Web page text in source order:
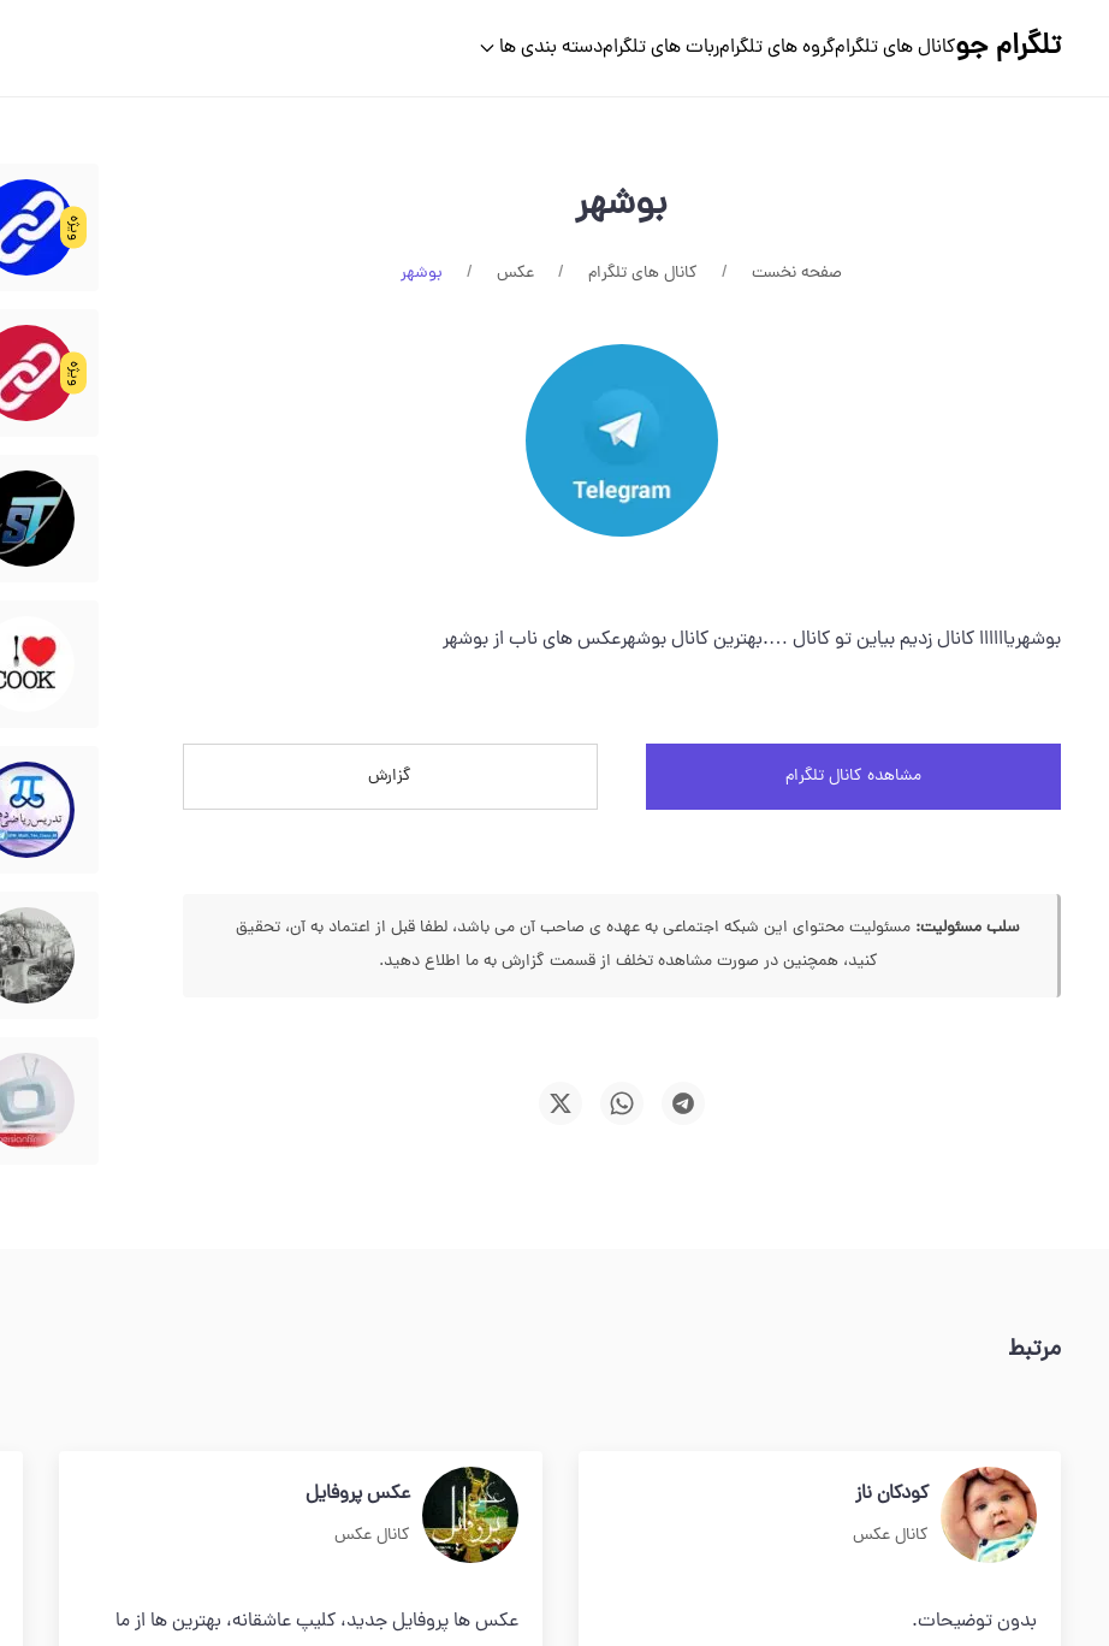
تلگرام جوکانال های تلگرامگروه های تلگرامربات های تلگرامدسته بندی ها
بوشهر
صفحه نخست کانال های تلگرام عکس بوشهر
بوشهریاااااا کانال زدیم بیاین تو کانال ….بهترین کانال بوشهرعکس های ناب از بوشهر
مشاهده کانال تلگرام گزارش
سلب مسئولیت: مسئولیت محتوای این شبکه اجتماعی به عهده ی صاحب آن می باشد، لطفا قبل از اعتماد به آن، تحقیق
کنید، همچنین در صورت مشاهده تخلف از قسمت گزارش به ما اطلاع دهید.
ویژه
ویژه
مرتبط
کودکان ناز
کانال عکس
بدون توضیحات.
عکس پروفایل
کانال عکس
عکس ها پروفایل جدید، کلیپ عاشقانه، بهترین ها از ما